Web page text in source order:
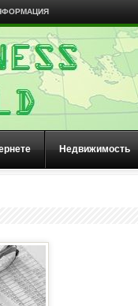
Недвижимость